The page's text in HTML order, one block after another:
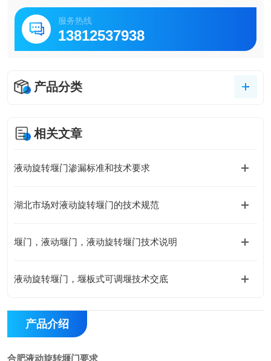
服务热线
13812537938
产品分类
相关文章
液动旋转堰门渗漏标准和技术要求
湖北市场对液动旋转堰门的技术规范
堰门，液动堰门，液动旋转堰门技术说明
液动旋转堰门，堰板式可调堰技术交底
产品介绍
合肥液动旋转堰门要求